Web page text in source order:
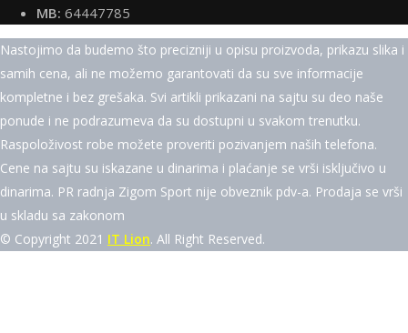
MB: 64447785
Nastojimo da budemo što precizniji u opisu proizvoda, prikazu slika i
samih cena, ali ne možemo garantovati da su sve informacije
kompletne i bez grešaka. Svi artikli prikazani na sajtu su deo naše
ponude i ne podrazumeva da su dostupni u svakom trenutku.
Raspoloživost robe možete proveriti pozivanjem naših telefona.
Cene na sajtu su iskazane u dinarima i plaćanje se vrši isključivo u
dinarima. PR radnja Zigom Sport nije obveznik pdv-a. Prodaja se vrši
u skladu sa zakonom
© Copyright 2021 IT Lion. All Right Reserved.